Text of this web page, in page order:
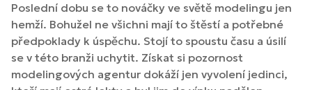
Poslední dobu se to nováčky ve světě modelingu jen
hemží. Bohužel ne všichni mají to štěstí a potřebné
předpoklady k úspěchu. Stojí to spoustu času a úsilí
se v této branži uchytit. Získat si pozornost
modelingových agentur dokáží jen vyvolení jedinci,